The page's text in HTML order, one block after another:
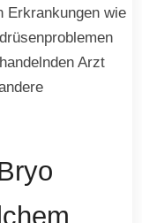
Erkrankungen wie
Arzt